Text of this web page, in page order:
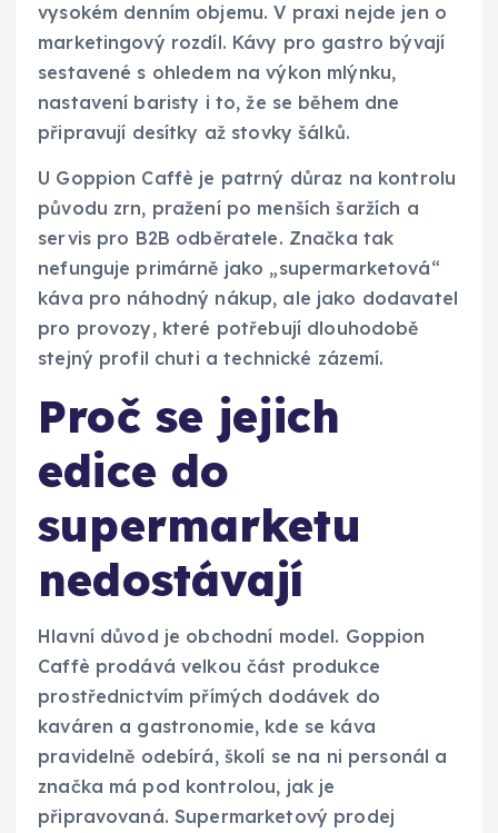
vysokém denním objemu. V praxi nejde jen o
marketingový rozdíl. Kávy pro gastro bývají
sestavené s ohledem na výkon mlýnku,
nastavení baristy i to, že se během dne
připravují desítky až stovky šálků.
U Goppion Caffè je patrný důraz na kontrolu
původu zrn, pražení po menších šaržích a
servis pro B2B odběratele. Značka tak
nefunguje primárně jako „supermarketová“
káva pro náhodný nákup, ale jako dodavatel
pro provozy, které potřebují dlouhodobě
stejný profil chuti a technické zázemí.
Proč se jejich
edice do
supermarketu
nedostávají
Hlavní důvod je obchodní model. Goppion
Caffè prodává velkou část produkce
prostřednictvím přímých dodávek do
kaváren a gastronomie, kde se káva
pravidelně odebírá, školí se na ni personál a
značka má pod kontrolou, jak je
připravovaná. Supermarketový prodej